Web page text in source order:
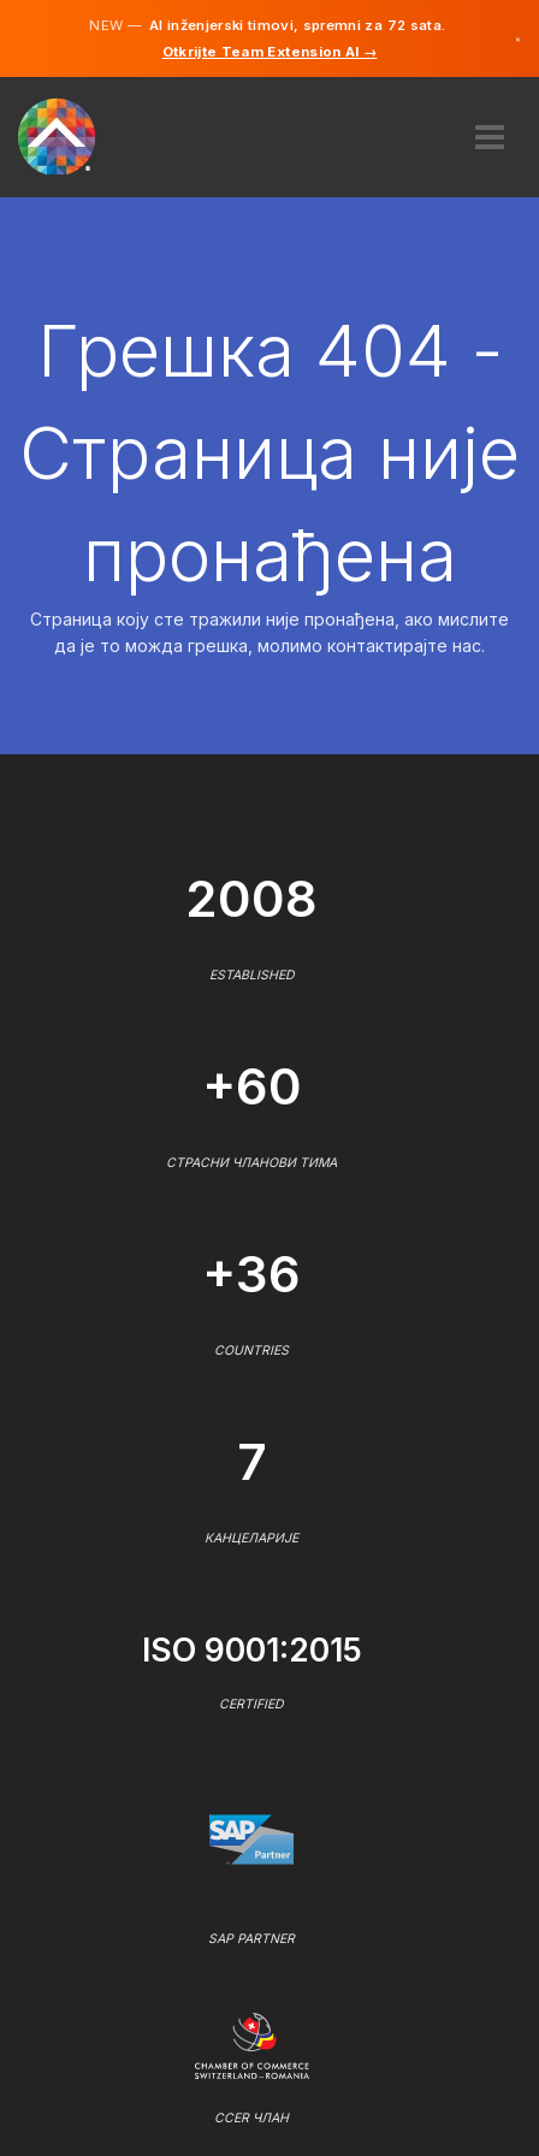
NEW —AI inženjerski timovi, spremni za 72 sata.
Otkrijte Team Extension AI →
×
SR
Грешка 404 -
Страница није
пронађена
Страница коју сте тражили није пронађена, ако мислите
да је то можда грешка, молимо контактирајте нас.
2008
ESTABLISHED
+60
СТРАСНИ ЧЛАНОВИ ТИМА
+36
COUNTRIES
7
КАНЦЕЛАРИЈЕ
ISO 9001:2015
CERTIFIED
SAP PARTNER
CCER ЧЛАН